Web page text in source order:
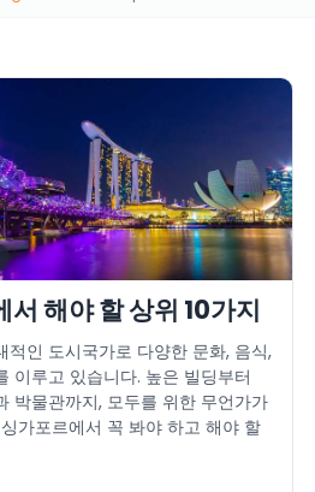
서 해야 할 상위 10가지
적인 도시국가로 다양한 문화, 음식,
이루고 있습니다. 높은 빌딩부터
박물관까지, 모두를 위한 무언가가
가포르에서 꼭 봐야 하고 해야 할